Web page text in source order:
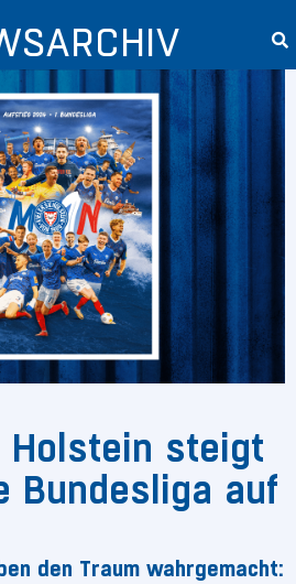
Holstein steigt
Bundesliga auf
den Traum wahrgemacht: